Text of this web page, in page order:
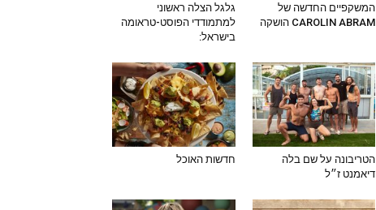
המשקפיים החדשה של
CAROLIN ABRAM הושקה
גלגל הצלה ראשוני
למתמודדי הפוסט-טראומה
בישראל:
הטריבונה על שם בלה
דיאמנט ז״ל
חדשות האוכל